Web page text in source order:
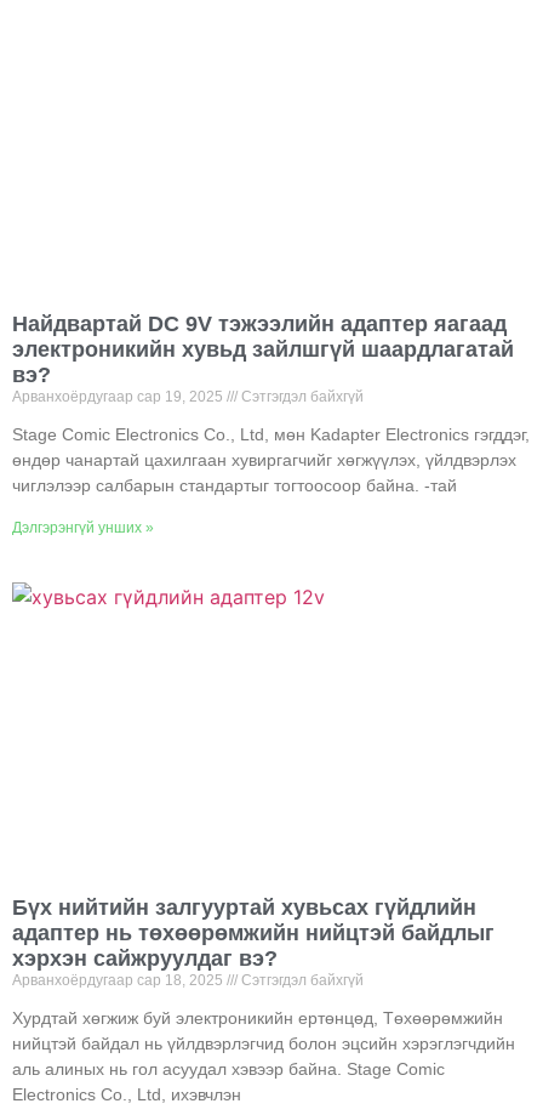
Найдвартай DC 9V тэжээлийн адаптер яагаад
электроникийн хувьд зайлшгүй шаардлагатай
вэ?
Арванхоёрдугаар сар 19, 2025 Сэтгэгдэл байхгүй
Stage Comic Electronics Co., Ltd, мөн Kadapter Electronics гэгддэг,
өндөр чанартай цахилгаан хувиргагчийг хөгжүүлэх, үйлдвэрлэх
чиглэлээр салбарын стандартыг тогтоосоор байна. -тай
Дэлгэрэнгүй унших »
Бүх нийтийн залгууртай хувьсах гүйдлийн
адаптер нь төхөөрөмжийн нийцтэй байдлыг
хэрхэн сайжруулдаг вэ?
Арванхоёрдугаар сар 18, 2025 Сэтгэгдэл байхгүй
Хурдтай хөгжиж буй электроникийн ертөнцөд, Төхөөрөмжийн
нийцтэй байдал нь үйлдвэрлэгчид болон эцсийн хэрэглэгчдийн
аль алиных нь гол асуудал хэвээр байна. Stage Comic
Electronics Co., Ltd, ихэвчлэн